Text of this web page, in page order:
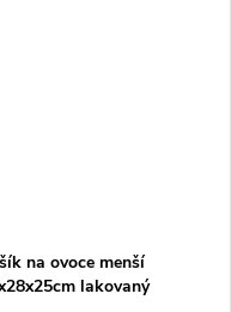
na ovoce menší
lakovaný